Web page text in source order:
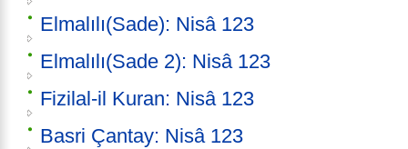
Elmalılı(Sade): Nisâ 123
Elmalılı(Sade 2): Nisâ 123
Fizilal-il Kuran: Nisâ 123
Basri Çantay: Nisâ 123